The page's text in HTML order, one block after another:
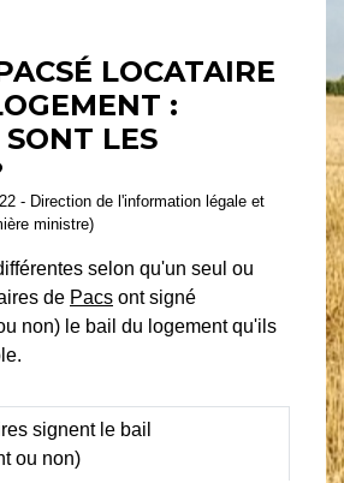
LOCATAIRE
:
LES
- Direction de l'information légale et
ministre)
selon qu'un seul ou
de Pacs ont signé
non) le bail du logement qu'ils
signent le bail
ou non)